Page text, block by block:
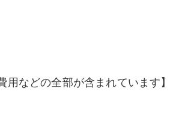
などの全部が含まれています】